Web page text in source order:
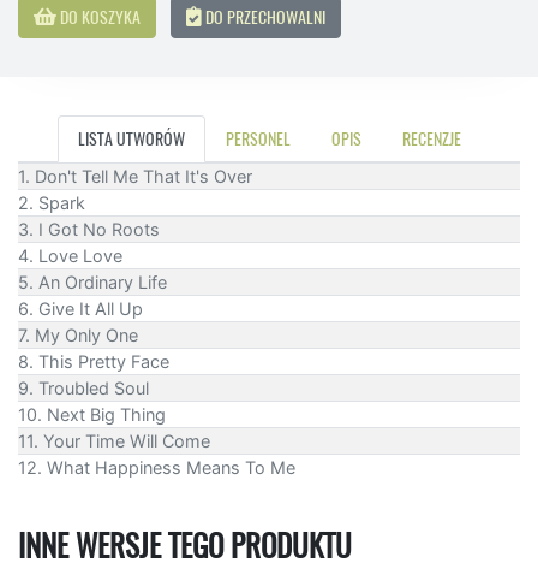
DO KOSZYKA DO PRZECHOWALNI
LISTA UTWORÓW PERSONEL OPIS RECENZJE
1. Don't Tell Me That It's Over
2. Spark
3. I Got No Roots
4. Love Love
5. An Ordinary Life
6. Give It All Up
7. My Only One
8. This Pretty Face
9. Troubled Soul
10. Next Big Thing
11. Your Time Will Come
12. What Happiness Means To Me
INNE WERSJE TEGO PRODUKTU